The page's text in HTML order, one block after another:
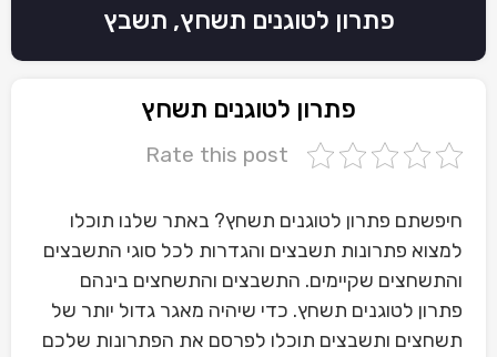
פתרון לטוגנים תשחץ, תשבץ
פתרון לטוגנים תשחץ
Rate this post
חיפשתם פתרון לטוגנים תשחץ? באתר שלנו תוכלו
למצוא פתרונות תשבצים והגדרות לכל סוגי התשבצים
והתשחצים שקיימים. התשבצים והתשחצים בינהם
פתרון לטוגנים תשחץ. כדי שיהיה מאגר גדול יותר של
תשחצים ותשבצים תוכלו לפרסם את הפתרונות שלכם